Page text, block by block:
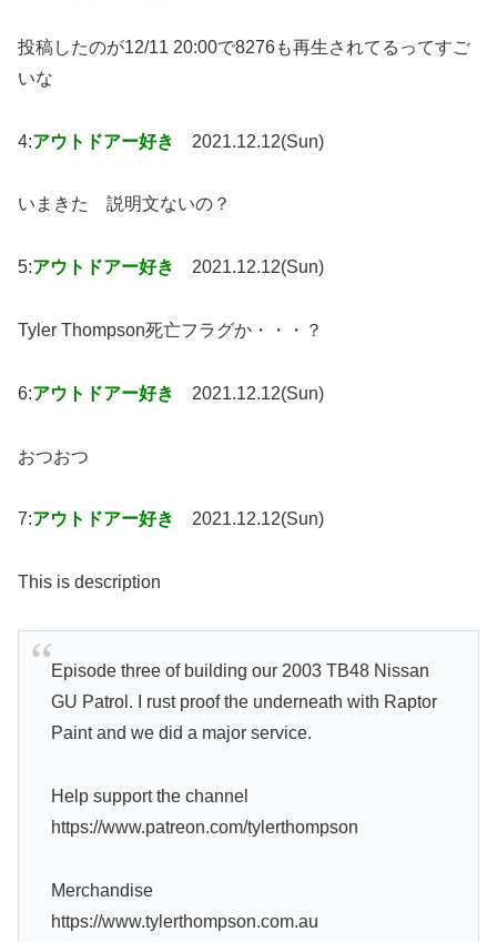
投稿したのが12/11 20:00で8276も再生されてるってすご
いな
4:アウトドアー好き 2021.12.12(Sun)
いまきた 説明文ないの？
5:アウトドアー好き 2021.12.12(Sun)
Tyler Thompson死亡フラグか・・・？
6:アウトドアー好き 2021.12.12(Sun)
おつおつ
7:アウトドアー好き 2021.12.12(Sun)
This is description
Episode three of building our 2003 TB48 Nissan
GU Patrol. I rust proof the underneath with Raptor
Paint and we did a major service.
Help support the channel
https://www.patreon.com/tylerthompson
Merchandise
https://www.tylerthompson.com.au